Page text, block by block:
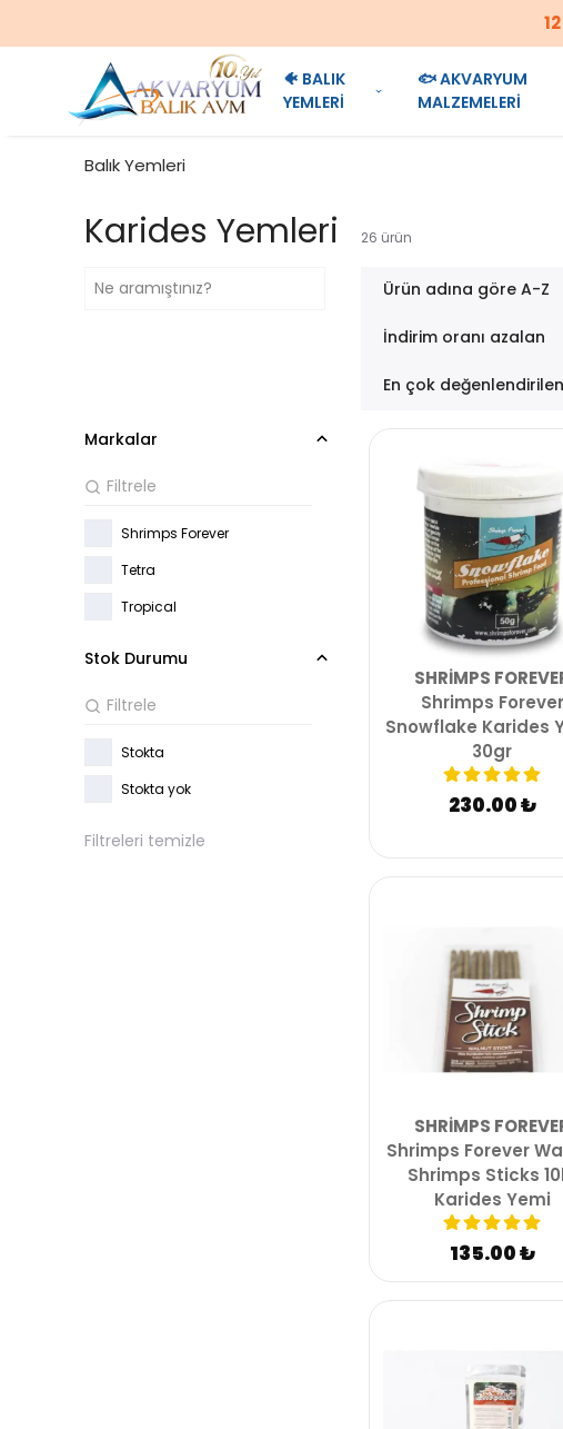
🐠 BALIK
YEMLERİ
🐟 AKVARYUM
MALZEMELERİ
Balık Yemleri
Karides Yemleri 26 ürün
Ürün adına göre A-Z
İndirim oranı azalan
En çok değenlendirilen
Markalar
Shrimps Forever
Tetra
Tropical
Stok Durumu
Stokta
Stokta yok
Filtreleri temizle
SHRIMPS
Shrimps Forever
Snowflake Karides
30gr
230.00 ₺
SHRIMPS
Shrimps Forever
Shrimps Sticks
Karides Yemi
135.00 ₺